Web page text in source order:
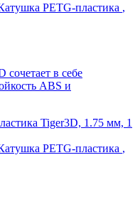
PETG-пластика ,
в себе
ABS и
PETG-пластика ,